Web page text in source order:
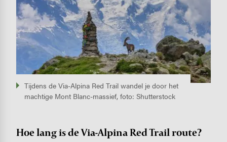
Tijdens de Via-Alpina Red Trail wandel je door het
machtige Mont Blanc-massief, foto: Shutterstock
Hoe lang is de Via-Alpina Red Trail route?